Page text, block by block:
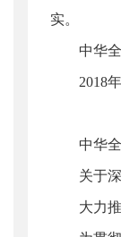
实。
中华
2018
中华
关于
大力